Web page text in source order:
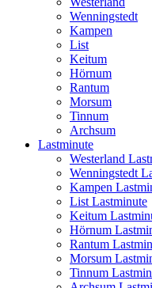
Wenningstedt
Kampen
List
Keitum
Hörnum
Rantum
Morsum
Tinnum
Archsum
Lastminute
Westerland
Wenningstedt
Kampen
List Lastminute
Keitum
Hörnum
Rantum
Morsum
Tinnum